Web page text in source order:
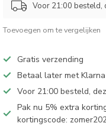
Voor 21:00 besteld,
Toevoegen om te vergelijken
Gratis verzending
Betaal later met Klarna
Voor 21:00 besteld,
Pak nu 5% extra
kortingscode: